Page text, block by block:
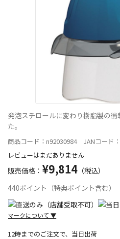
発泡スチロールに変わり樹脂製の
た。
商品コード：n92030984 JANコード
レビューはまだありません
販売価格： ¥9,814 （税込）
440ポイント（特典ポイント含む）
マークについて ▼
12時までのご注文で、当日出荷